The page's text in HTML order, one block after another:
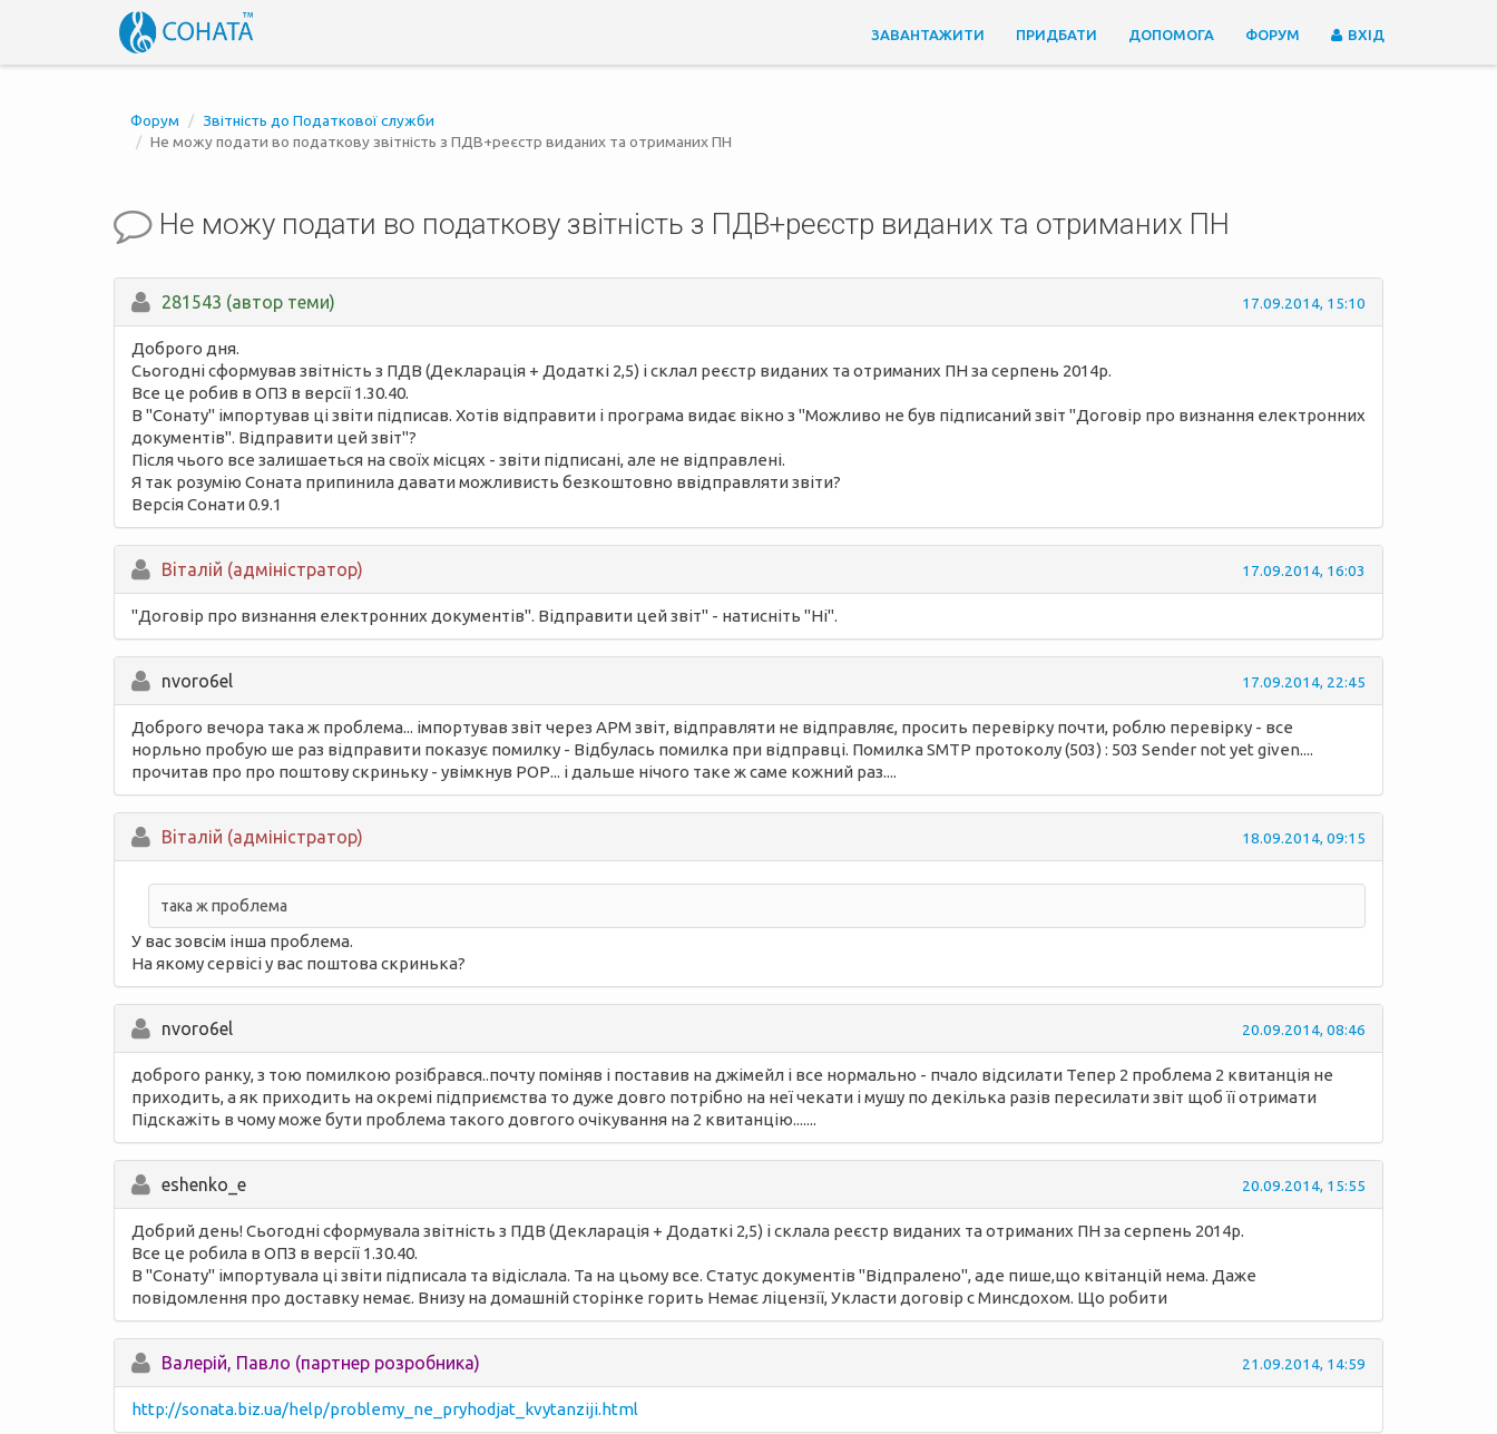
ЗАВАНТАЖИТИ ПРИДБАТИ ДОПОМОГА ФОРУМ ВХІД
Форум
Звітність до Податкової служби
Не можу подати во податкову звітність з ПДВ+реєстр виданих та отриманих ПН
Не можу подати во податкову звітність з ПДВ+реєстр виданих та отриманих ПН
281543 (автор теми) 17.09.2014, 15:10
Доброго дня.
Сьогодні сформував звітність з ПДВ (Декларація + Додаткі 2,5) і склал реєстр виданих та отриманих ПН за серпень 2014р.
Все це робив в ОПЗ в версії 1.30.40.
В "Сонату" імпортував ці звіти підписав. Хотів відправити і програма видає вікно з "Можливо не був підписаний звіт "Договір про визнання електронних
документів". Відправити цей звіт"?
Після чього все залишаеться на своїх місцях - звіти підписані, але не відправлені.
Я так розумію Соната припинила давати можливисть безкоштовно ввідправляти звіти?
Версія Сонати 0.9.1
Вiталій (адміністратор) 17.09.2014, 16:03
"Договір про визнання електронних документів". Відправити цей звіт" - натисніть "Ні".
nvoro6el 17.09.2014, 22:45
Доброго вечора така ж проблема... імпортував звіт через АРМ звіт, відправляти не відправляє, просить перевірку почти, роблю перевірку - все
норльно пробую ше раз відправити показує помилку - Відбулась помилка при відправці. Помилка SMTP протоколу (503) : 503 Sender not yet given....
прочитав про про поштову скриньку - увімкнув РОР... і дальше нічого таке ж саме кожний раз....
Вiталій (адміністратор) 18.09.2014, 09:15
така ж проблема
У вас зовсім інша проблема.
На якому сервісі у вас поштова скринька?
nvoro6el 20.09.2014, 08:46
доброго ранку, з тою помилкою розібрався..почту поміняв і поставив на джімейл і все нормально - пчало відсилати Тепер 2 проблема 2 квитанція не
приходить, а як приходить на окремі підприємства то дуже довго потрібно на неї чекати і мушу по декілька разів пересилати звіт щоб її отримати
Підскажіть в чому може бути проблема такого довгого очікування на 2 квитанцію.......
eshenko_e 20.09.2014, 15:55
Добрий день! Сьогодні сформувала звітність з ПДВ (Декларація + Додаткі 2,5) і склала реєстр виданих та отриманих ПН за серпень 2014р.
Все це робила в ОПЗ в версії 1.30.40.
В "Сонату" імпортувала ці звіти підписала та відіслала. Та на цьому все. Статус документів "Відпралено", аде пише,що квітанцій нема. Даже
повідомлення про доставку немає. Внизу на домашній сторінке горить Немає ліцензії, Укласти договір с Минсдохом. Що робити
Валерій, Павло (партнер розробника) 21.09.2014, 14:59
http://sonata.biz.ua/help/problemy_ne_pryhodjat_kvytanziji.html